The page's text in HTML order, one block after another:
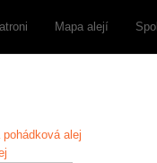
Mapa alejí
alej